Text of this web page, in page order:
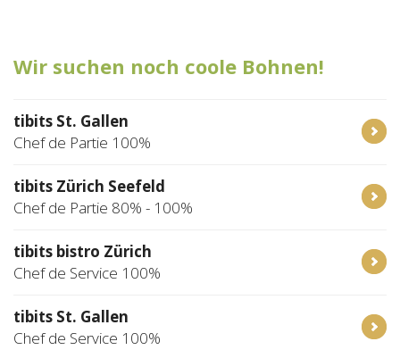
Login
Wir suchen noch coole Bohnen!
tibits St. Gallen
Chef de Partie 100%
tibits Zürich Seefeld
Chef de Partie 80% - 100%
tibits bistro Zürich
Chef de Service 100%
tibits St. Gallen
Chef de Service 100%